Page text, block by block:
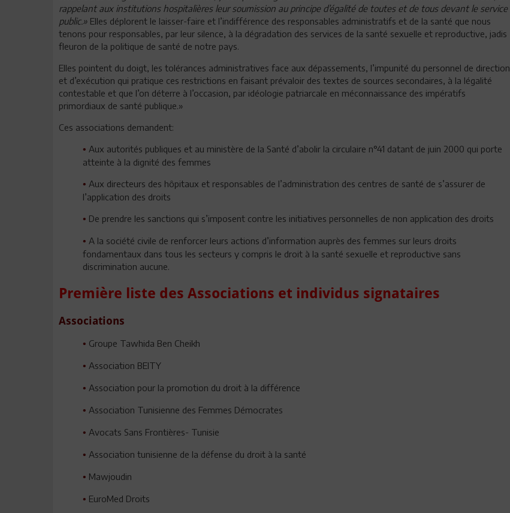
rappelant aux institutions hospitalières leur soumission au principe d’égalité de toutes et de tous devant le service
public.» Elles déplorent le laisser-faire et l’indifférence des responsables administratifs et de la santé que nous
tenons pour responsables, par leur silence, à la dégradation des services de la santé sexuelle et reproductive, jadis
fleuron de la politique de santé de notre pays.
Elles pointent du doigt, les tolérances administratives face aux dépassements, l’impunité du personnel de direction
et d’exécution qui pratique ces restrictions en faisant prévaloir des textes de sources secondaires, à la légalité
contestable et que l’on déterre à l’occasion, par idéologie patriarcale en méconnaissance des impératifs
primordiaux de santé publique.»
Ces associations demandent:
• Aux autorités publiques et au ministère de la Santé d’abolir la circulaire n°41 datant de juin 2000 qui porte
atteinte à la dignité des femmes
• Aux directeurs des hôpitaux et responsables de l’administration des centres de santé de s’assurer de
l’application des droits
• De prendre les sanctions qui s’imposent contre les initiatives personnelles de non application des droits
• A la société civile de renforcer leurs actions d’information auprès des femmes sur leurs droits
fondamentaux dans tous les secteurs y compris le droit à la santé sexuelle et reproductive sans
discrimination aucune.
Première liste des Associations et individus signataires
Associations
• Groupe Tawhida Ben Cheikh
• Association BEITY
• Association pour la promotion du droit à la différence
• Association Tunisienne des Femmes Démocrates
• Avocats Sans Frontières- Tunisie
• Association tunisienne de la défense du droit à la santé
• Mawjoudin
• EuroMed Droits